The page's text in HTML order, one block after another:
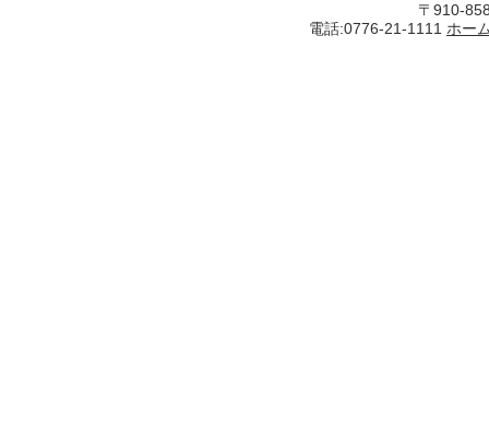
〒910-
電話:0776-21-1111 ホー